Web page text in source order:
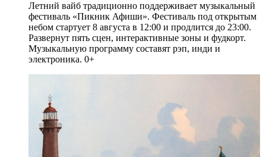
Летний вайб традиционно поддерживает музыкальный
фестиваль «Пикник Афиши». Фестиваль под открытым
небом стартует 8 августа в 12:00 и продлится до 23:00.
Развернут пять сцен, интерактивные зоны и фудкорт.
Музыкальную программу составят рэп, инди и
электроника. 0+